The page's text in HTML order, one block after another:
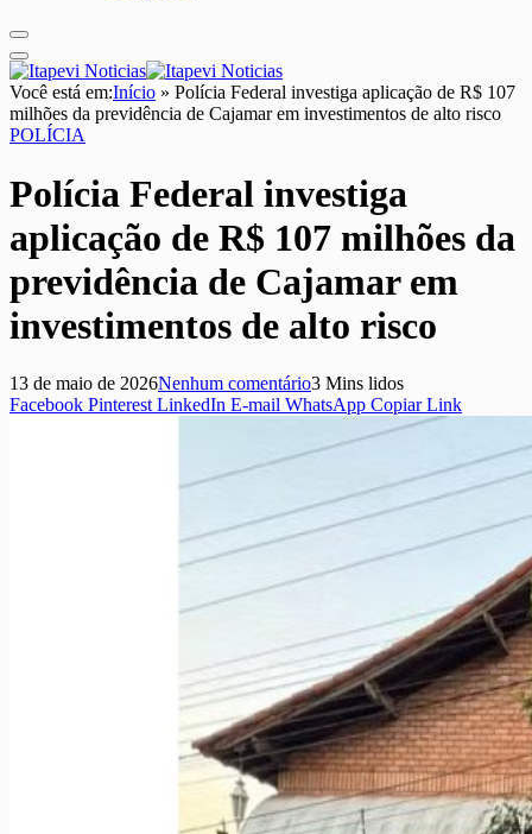
Você está em:Início » Polícia Federal investiga aplicação de R$ 107
milhões da previdência de Cajamar em investimentos de alto risco
POLÍCIA
Polícia Federal investiga
aplicação de R$ 107 milhões da
previdência de Cajamar em
investimentos de alto risco
13 de maio de 2026Nenhum comentário3 Mins lidos
Facebook Pinterest LinkedIn E-mail WhatsApp Copiar Link